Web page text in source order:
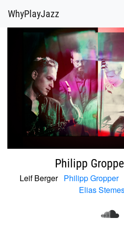
WhyPlayJazz
Philipp
Leif Berger Philipp Gropper
Elias